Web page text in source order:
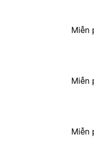
Miễn
Miễn
Miễn